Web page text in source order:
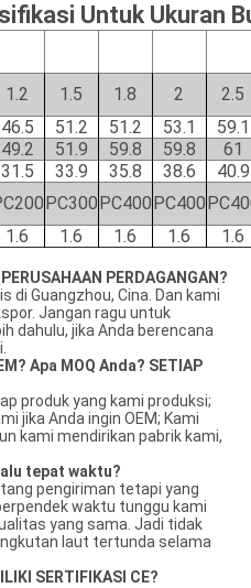
Untuk Ukuran
1.2 1.5 1.8 2
2.5
46.5 51.2 51.2 53.1
59.1
49.2 51.9 59.8 59.8
61
31.5 33.9 35.8 38.6
40.9
PC300 PC400 PC400
1.6 1.6 1.6 1.6
1.6
PERDAGANGAN?
di Guangzhou, Cina. Dan kami
Jangan ragu untuk
dahulu, jika Anda berencana
Apa MOQ Anda? SETIAP
produk yang kami produksi;
jika Anda ingin OEM; Kami
kami mendirikan pabrik kami,
tepat waktu?
pengiriman tetapi yang
waktu tunggu kami
yang sama. Jadi tidak
laut tertunda selama
SERTIFIKASI CE?